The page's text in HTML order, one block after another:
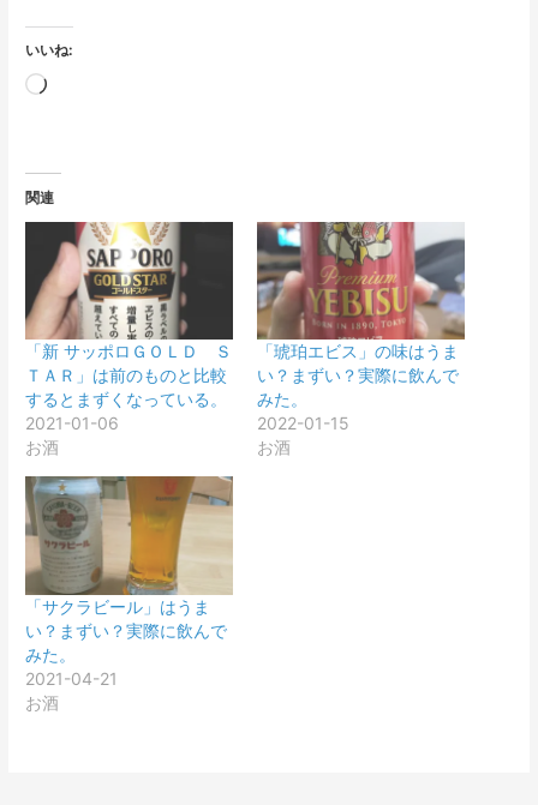
いいね:
読
み
中…
関連
「新 サッポロＧＯＬＤ Ｓ
ＴＡＲ」は前のものと比較
するとまずくなっている。
2021-01-06
お酒
「琥珀エビス」の味はうま
い？まずい？実際に飲んで
みた。
2022-01-15
お酒
「サクラビール」はうま
い？まずい？実際に飲んで
みた。
2021-04-21
お酒